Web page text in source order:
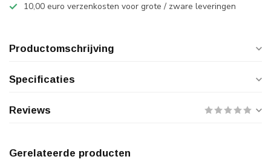
10,00 euro verzenkosten voor grote / zware leveringen
Productomschrijving
Specificaties
Reviews
Gerelateerde producten